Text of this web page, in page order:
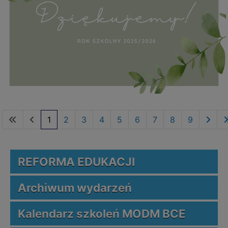
1 2 3 4 5 6 7 8 9
REFORMA EDUKACJI
Archiwum wydarzeń
Kalendarz szkoleń MODM BCE